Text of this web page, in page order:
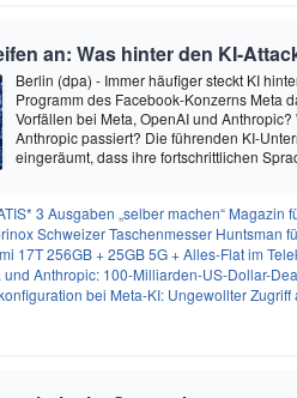
an: Was hinter den KI-
Berlin (dpa) - Immer häufiger steckt KI
Programm des Facebook-Konzerns Meta
Vorfällen bei Meta, OpenAI und
Anthropic passiert? Die führenden KI-
eingeräumt, dass ihre fortschrittlichen
3 Ausgaben „selber machen“ Magazin
Schweizer Taschenmesser Huntsman
17T 256GB + 25GB 5G + Alles-Flat im
und Anthropic: 100-Milliarden-US-Dollar-
bei Meta-KI: Ungewollter Zugriff